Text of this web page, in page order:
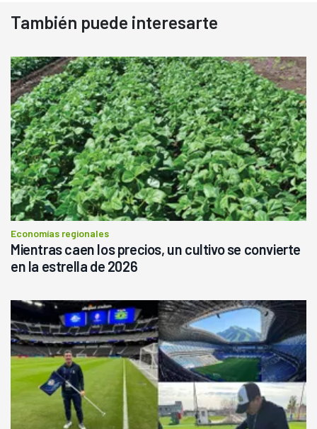
También puede interesarte
Economías regionales
Mientras caen los precios, un cultivo se convierte
en la estrella de 2026